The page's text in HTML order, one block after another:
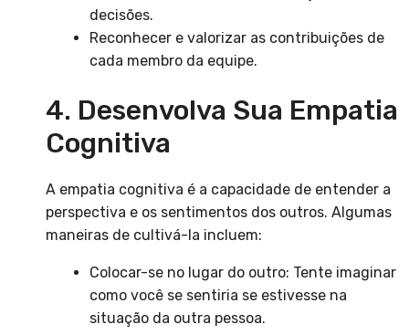
decisões.
Reconhecer e valorizar as contribuições de
cada membro da equipe.
4. Desenvolva Sua Empatia
Cognitiva
A empatia cognitiva é a capacidade de entender a
perspectiva e os sentimentos dos outros. Algumas
maneiras de cultivá-la incluem:
Colocar-se no lugar do outro: Tente imaginar
como você se sentiria se estivesse na
situação da outra pessoa.